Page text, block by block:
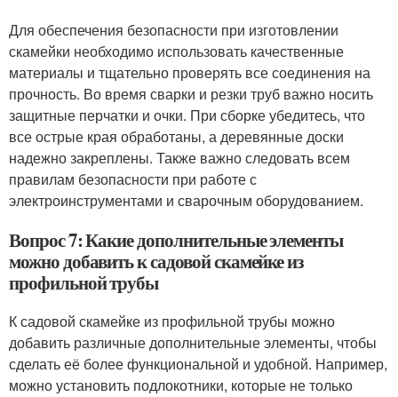
Для обеспечения безопасности при изготовлении
скамейки необходимо использовать качественные
материалы и тщательно проверять все соединения на
прочность. Во время сварки и резки труб важно носить
защитные перчатки и очки. При сборке убедитесь, что
все острые края обработаны, а деревянные доски
надежно закреплены. Также важно следовать всем
правилам безопасности при работе с
электроинструментами и сварочным оборудованием.
Вопрос 7: Какие дополнительные элементы
можно добавить к садовой скамейке из
профильной трубы
К садовой скамейке из профильной трубы можно
добавить различные дополнительные элементы, чтобы
сделать её более функциональной и удобной. Например,
можно установить подлокотники, которые не только